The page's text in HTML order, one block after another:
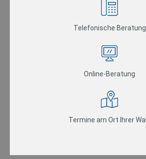
Telefonische Beratung
Online-Beratung
Termine am Ort Ihrer